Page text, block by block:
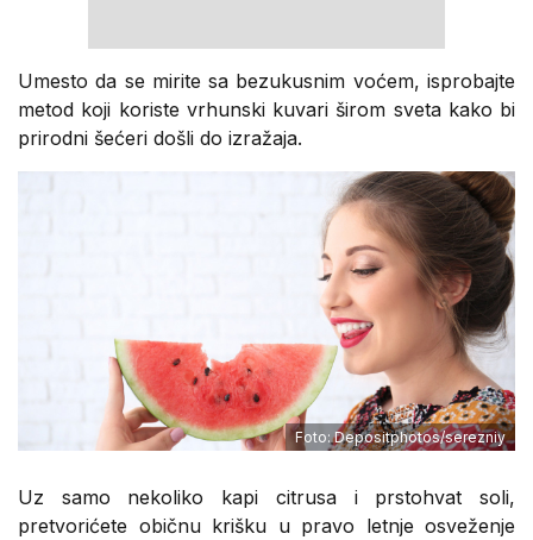
Umesto da se mirite sa bezukusnim voćem, isprobajte
metod koji koriste vrhunski kuvari širom sveta kako bi
prirodni šećeri došli do izražaja.
Foto: Depositphotos/serezniy
Uz samo nekoliko kapi citrusa i prstohvat soli,
pretvorićete običnu krišku u pravo letnje osveženje